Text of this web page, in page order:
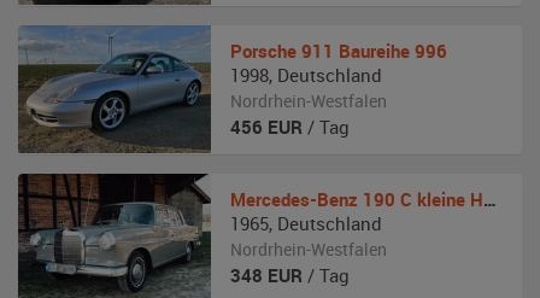
Porsche 911 Baureihe 996
1998, Deutschland
Nordrhein-Westfalen
456 EUR / Tag
Mercedes-Benz 190 C kleine Heckflosse
1965, Deutschland
Nordrhein-Westfalen
348 EUR / Tag